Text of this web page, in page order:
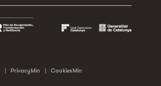
| PrivacyMin | CookiesMin